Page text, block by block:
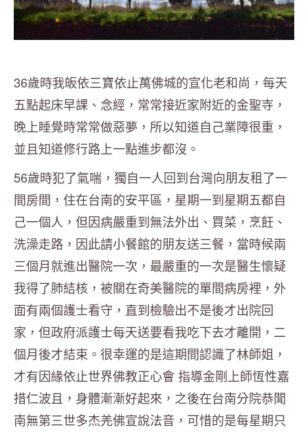
36歲時我皈依三寶依止萬佛城的宣化老和尚，每天
五點起床早課、念經，常常接近家附近的金聖寺，
晚上睡覺時常常做惡夢，所以知道自己業障很重，
並且知道修行路上一點進步都沒。
56歲時犯了氣喘，獨自一人回到台灣向朋友租了一
間房間，住在台南的安平區，星期一到星期五都自
己一個人，但因病嚴重到無法外出、買菜，烹飪、
洗澡走路，因此請小餐館的朋友送三餐，當時候兩
三個月就進出醫院一次，最嚴重的一次是醫生懷疑
我得了肺結核，被關在奇美醫院的單間病房裡，外
面有兩個護士看守，直到檢驗出不是後才出院回
家，但政府派護士每天送要看我吃下去才離開，二
個月後才結束。很幸運的是這期間認識了林師姐，
才有因緣依止世界佛教正心會 指導金剛上師恆性嘉
措仁波且，身體漸漸好起來，之後在台南分院恭聞
南無第三世多杰羌佛宣說法音，可惜的是每星期只